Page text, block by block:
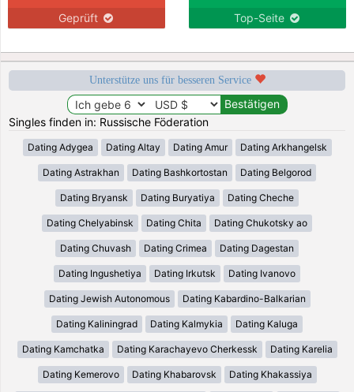
Geprüft Top-Seite
Unterstütze uns für besseren Service
Singles finden in: Russische Föderation
Dating Adygea Dating Altay Dating Amur Dating Arkhangelsk
Dating Astrakhan Dating Bashkortostan Dating Belgorod
Dating Bryansk Dating Buryatiya Dating Cheche
Dating Chelyabinsk Dating Chita Dating Chukotsky ao
Dating Chuvash Dating Crimea Dating Dagestan
Dating Ingushetiya Dating Irkutsk Dating Ivanovo
Dating Jewish Autonomous Dating Kabardino-Balkarian
Dating Kaliningrad Dating Kalmykia Dating Kaluga
Dating Kamchatka Dating Karachayevo Cherkessk Dating Karelia
Dating Kemerovo Dating Khabarovsk Dating Khakassiya